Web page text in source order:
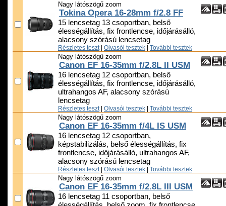
Nagy látószögű zoom
Tokina Opera 16-28mm f/2.8 FF
15 lencsetag 13 csoportban, belső
élességállítás, fix frontlencse, időjárásálló,
alacsony szórású lencsetag
Részletes teszt Olvasói tesztek További tesztek
Nagy látószögű zoom
Canon EF 16-35mm f/2.8L II USM
16 lencsetag 12 csoportban, belső
élességállítás, fix frontlencse, időjárásálló,
ultrahangos AF, alacsony szórású
lencsetag
Részletes teszt Olvasói tesztek További tesztek
Nagy látószögű zoom
Canon EF 16-35mm f/4L IS USM
16 lencsetag 12 csoportban,
képstabilizálás, belső élességállítás, fix
frontlencse, időjárásálló, ultrahangos AF,
alacsony szórású lencsetag
Részletes teszt Olvasói tesztek További tesztek
Nagy látószögű zoom
Canon EF 16-35mm f/2.8L III USM
16 lencsetag 11 csoportban, belső